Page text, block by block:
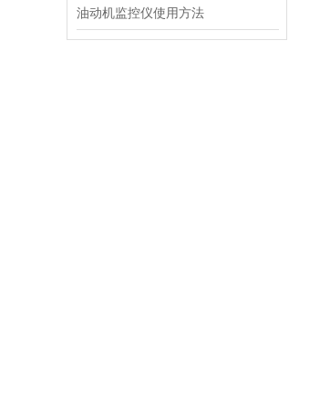
油动机监控仪使用方法